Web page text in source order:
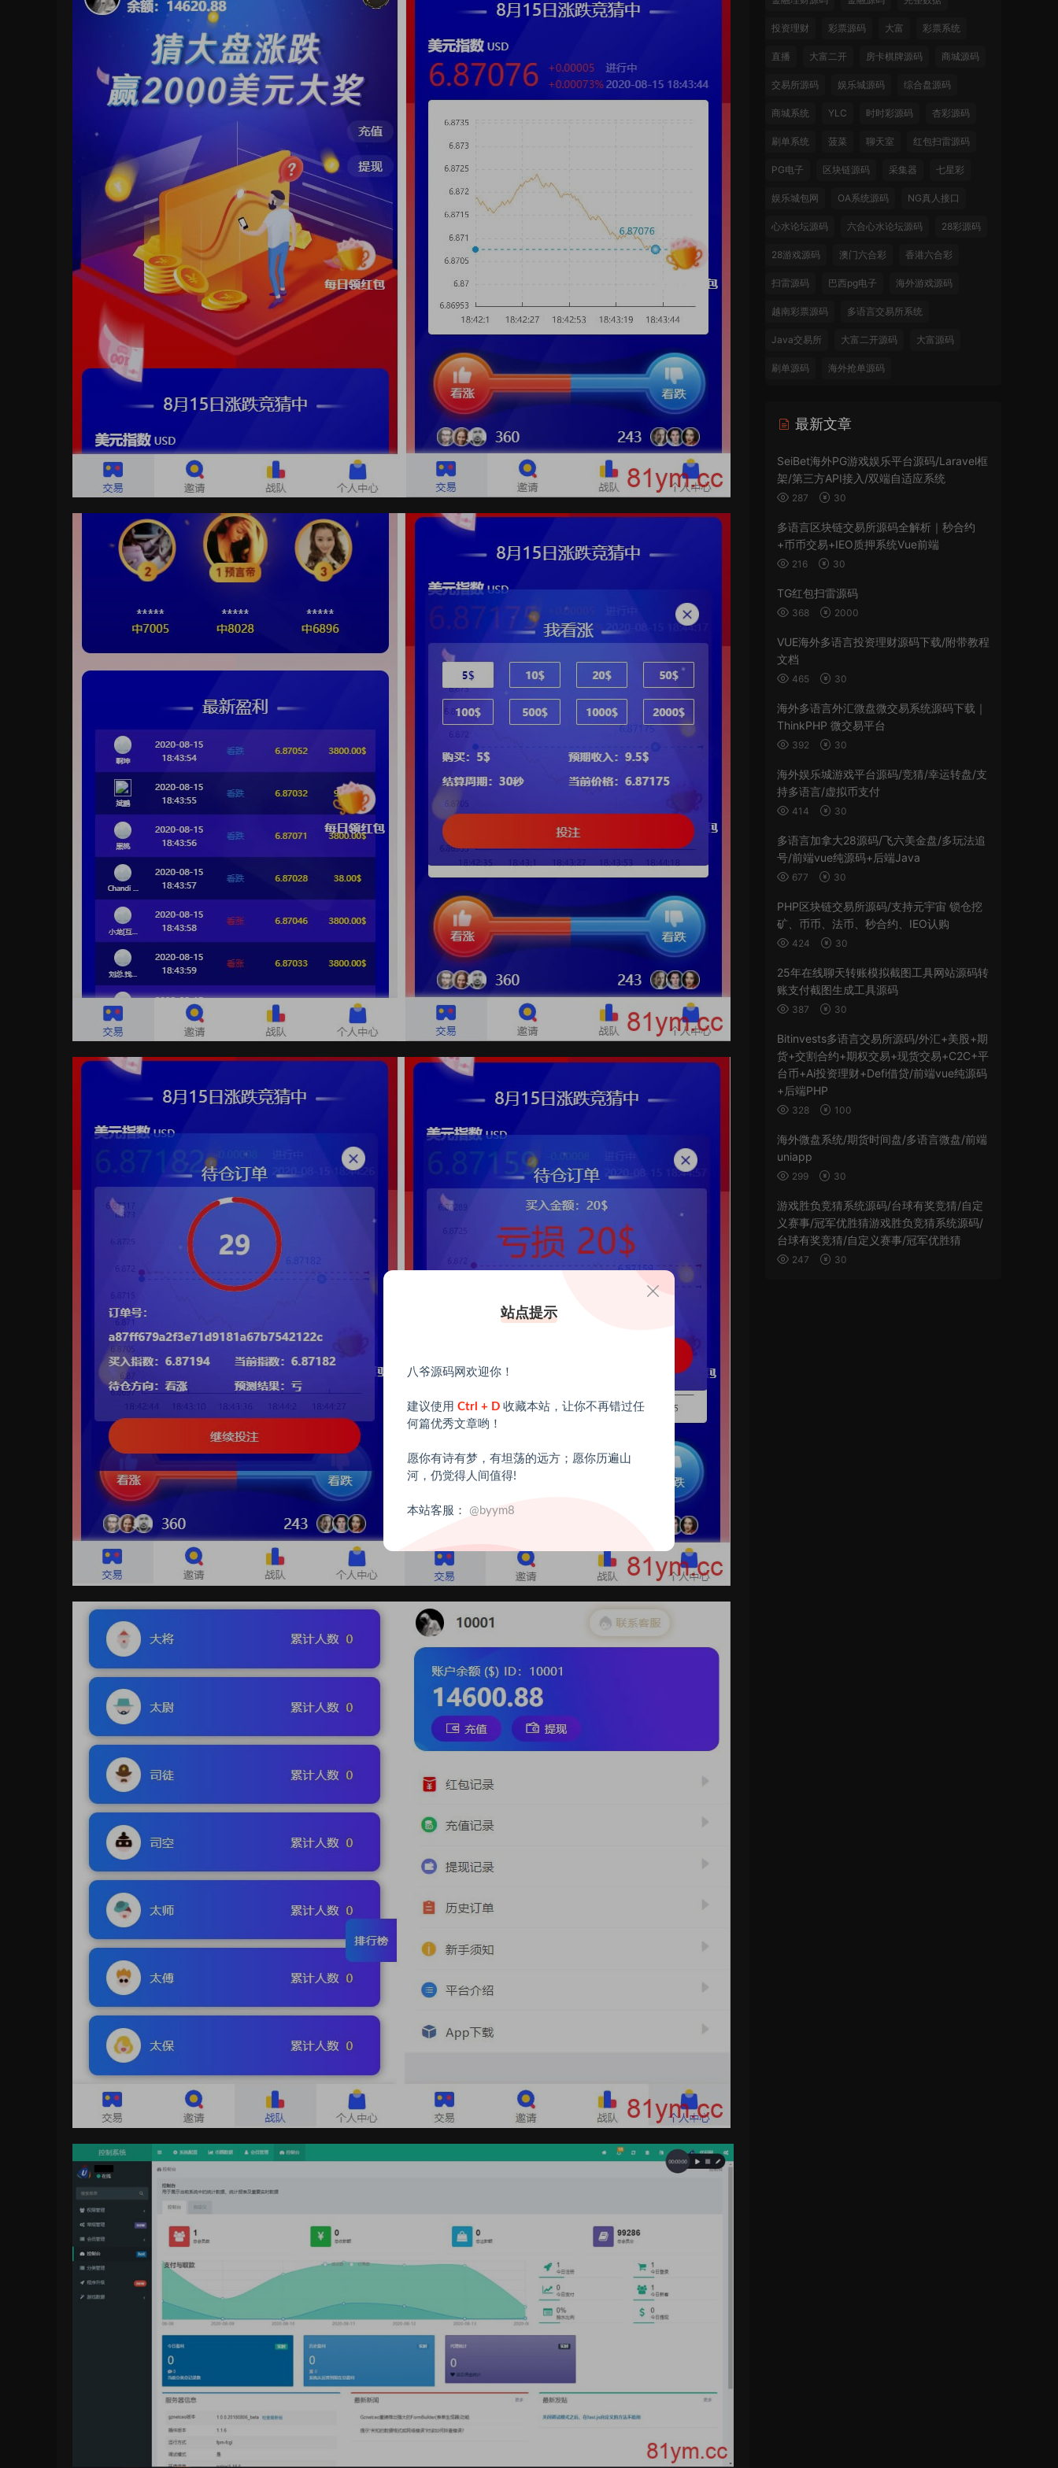
投资理财 彩票源码 大富 彩票系统
直播 大富二开 房卡棋牌源码 商城源码
交易所源码 娱乐城源码 综合盘源码
商城系统 YLC 时时彩源码 杏彩源码
刷单系统 菠菜 聊天室 红包扫雷源码
PG电子 区块链源码 采集器 七星彩
娱乐城包网 OA系统源码 NG真人接口
心水论坛源码 六合心水论坛源码 28彩源码
28游戏源码 澳门六合彩 香港六合彩
扫雷源码 巴西pg电子 海外游戏源码
越南彩票源码 多语言交易所系统
Java交易所 大富二开源码 大富源码
刷单源码 海外抢单源码
最新文章
SeiBet海外PG游戏娱乐平台源码/Laravel框
架/第三方API接入/双端自适应系统
287 30
多语言区块链交易所源码全解析｜秒合约
+币币交易+IEO质押系统Vue前端
216 30
TG红包扫雷源码
368 2000
VUE海外多语言投资理财源码下载/附带教程
文档
465 30
海外多语言外汇微盘微交易系统源码下载｜
ThinkPHP 微交易平台
392 30
海外娱乐城游戏平台源码/竞猜/幸运转盘/支
持多语言/虚拟币支付
414 30
多语言加拿大28源码/飞六美金盘/多玩法追
号/前端vue纯源码+后端Java
677 30
PHP区块链交易所源码/支持元宇宙 锁仓挖
矿、币币、法币、秒合约、IEO认购
424 30
25年在线聊天转账模拟截图工具网站源码转
账支付截图生成工具源码
387 30
Bitinvests多语言交易所源码/外汇+美股+期
货+交割合约+期权交易+现货交易+C2C+平
台币+Ai投资理财+Defi借贷/前端vue纯源码
+后端PHP
328 100
海外微盘系统/期货时间盘/多语言微盘/前端
uniapp
299 30
游戏胜负竞猜系统源码/台球有奖竞猜/自定
义赛事/冠军优胜猜游戏胜负竞猜系统源码/
台球有奖竞猜/自定义赛事/冠军优胜猜
247 30
站点提示
八爷源码网欢迎你！
建议使用 Ctrl + D 收藏本站，让你不再错过任
何篇优秀文章哟！
愿你有诗有梦，有坦荡的远方；愿你历遍山
河，仍觉得人间值得!
本站客服： @byym8